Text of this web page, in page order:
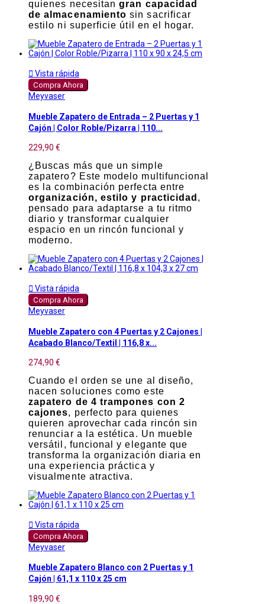
quienes necesitangran capacidad
de almacenamiento sin sacrificar
estilo ni superficie útil en el hogar.
 Vista rápida
Compra Ahora
Meyvaser
Mueble Zapatero de Entrada – 2 Puertas y 1
Cajón | Color Roble/Pizarra | 110...
229,90 €
¿Buscas más que un simple
zapatero? Este modelo multifuncional
es la combinación perfecta entre
organización, estilo y practicidad ,
pensado para adaptarse a tu ritmo
diario y transformar cualquier
espacio en un rincón funcional y
moderno.
 Vista rápida
Compra Ahora
Meyvaser
Mueble Zapatero con 4 Puertas y 2 Cajones |
Acabado Blanco/Textil | 116,8 x...
274,90 €
Cuando el orden se une al diseño,
nacen soluciones como este
zapatero de 4 trampones con 2
cajones, perfecto para quienes
quieren aprovechar cada rincón sin
renunciar a la estética. Un mueble
versátil, funcional y elegante que
transforma la organización diaria en
una experiencia práctica y
visualmente atractiva.
 Vista rápida
Compra Ahora
Meyvaser
Mueble Zapatero Blanco con 2 Puertas y 1
Cajón | 61,1 x 110 x 25 cm
189,90 €